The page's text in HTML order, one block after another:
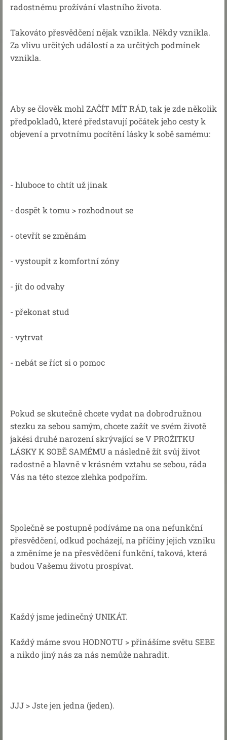
radostnému prožívání vlastního života.
Takováto přesvědčení nějak vznikla. Někdy vznikla.
Za vlivu určitých událostí a za určitých podmínek
vznikla.
Aby se člověk mohl ZAČÍT MÍT RÁD, tak je zde několik
předpokladů, které představují počátek jeho cesty k
objevení a prvotnímu pocítění lásky k sobě samému:
- hluboce to chtít už jinak
- dospět k tomu > rozhodnout se
- otevřít se změnám
- vystoupit z komfortní zóny
- jít do odvahy
- překonat stud
- vytrvat
- nebát se říct si o pomoc
Pokud se skutečně chcete vydat na dobrodružnou
stezku za sebou samým, chcete zažít ve svém životě
jakési druhé narození skrývající se V PROŽITKU
LÁSKY K SOBĚ SAMÉMU a následně žít svůj život
radostně a hlavně v krásném vztahu se sebou, ráda
Vás na této stezce zlehka podpořím.
Společně se postupně podíváme na ona nefunkční
přesvědčení, odkud pocházejí, na příčiny jejich vzniku
a změníme je na přesvědčení funkční, taková, která
budou Vašemu životu prospívat.
Každý jsme jedinečný UNIKÁT.
Každý máme svou HODNOTU > přinášíme světu SEBE
a nikdo jiný nás za nás nemůže nahradit.
JJJ > Jste jen jedna (jeden).